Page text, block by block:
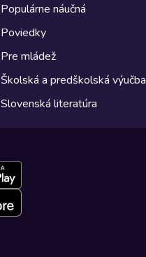
Populárne náučná
Poviedky
Pre mládež
Školská a predškolská výučba
Slovenská literatúra